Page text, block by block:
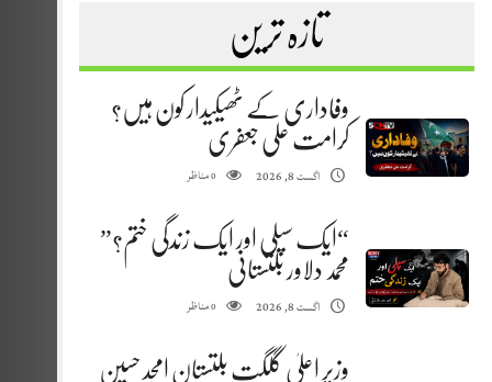
اور ترکیہ کے درمیان دفاعی معاہدہ ہوگیا
تازہ ترین
وفاداری کے ٹھیکیدار کون ہیں؟
کرامت علی جعفری
اگست 8, 2026
0مناظر
“ایک سپلی اور ایک زندگی ختم؟”
محمد دلاور بلتستانی
اگست 8, 2026
0مناظر
وزیر اعلیٰ گلگت بلتستان امجد حسین